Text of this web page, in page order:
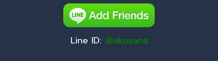
Line ID: @akosana